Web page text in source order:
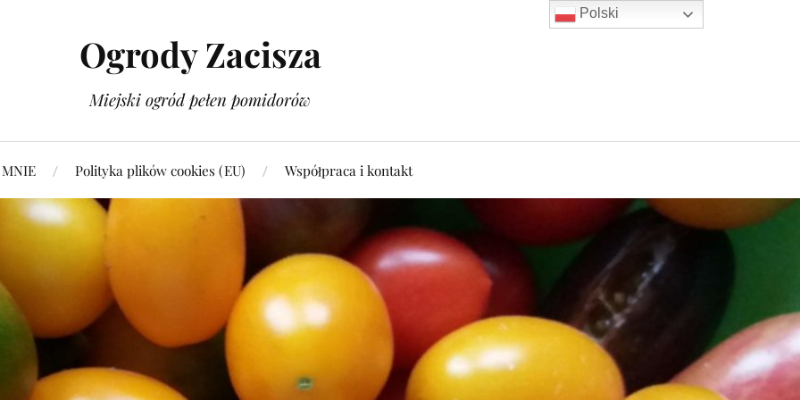
Ogrody Zacisza
Miejski ogród pełen pomidorów
Polityka plików cookies (EU) Współpraca i kontakt
Polski